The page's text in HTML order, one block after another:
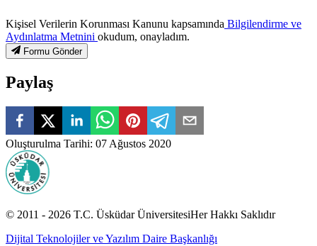
Kişisel Verilerin Korunması Kanunu kapsamında Bilgilendirme ve
Aydınlatma Metnini okudum, onayladım.
Formu Gönder
Paylaş
Oluşturulma Tarihi: 07 Ağustos 2020
© 2011 - 2026 T.C. Üsküdar ÜniversitesiHer Hakkı Saklıdır
Dijital Teknolojiler ve Yazılım Daire Başkanlığı